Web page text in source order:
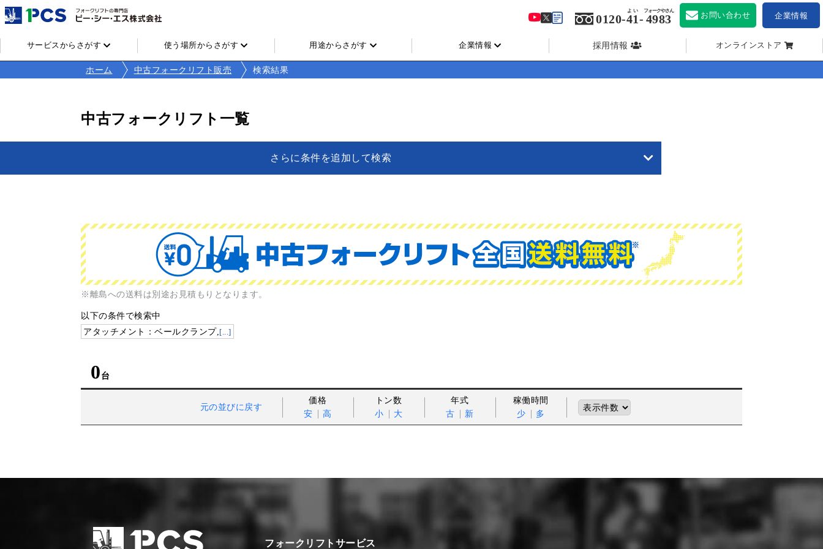
サービスからさがす 使う場所からさがす 用途からさがす 企業情報 採用情報 オンラインストア
0120-41
よい
- 4983
フォークやさん お問い合わせ 企業情報
ホーム 中古フォークリフト販売 検索結果
中古フォークリフト一覧
さらに条件を追加して検索
※離島への送料は別途お見積もりとなります。
以下の条件で検索中
アタッチメント：ベールクランプ, [...]
0
元の並びに戻す
価格
安
高
トン数
小
大
年式
古
新
稼働時間
少
多
フォークリフトサービス